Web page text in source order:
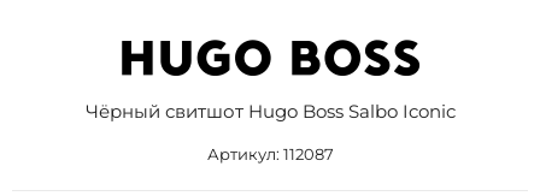
Чёрный свитшот Hugo Boss Salbo Iconic
Артикул: 112087